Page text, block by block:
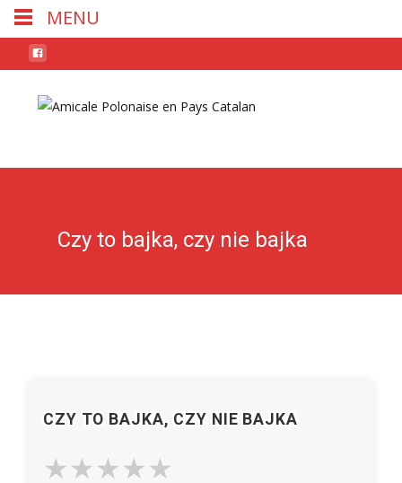
Czy to bajka, czy nie bajka
CZY TO BAJKA, CZY NIE BAJKA
MENU